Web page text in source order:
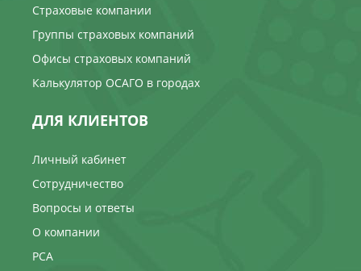
Страховые компании
Группы страховых компаний
Офисы страховых компаний
Калькулятор ОСАГО в городах
ДЛЯ КЛИЕНТОВ
Личный кабинет
Сотрудничество
Вопросы и ответы
О компании
РСА